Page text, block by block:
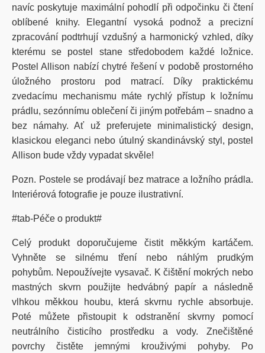
navíc poskytuje maximální pohodlí při odpočinku či čtení
oblíbené knihy. Elegantní vysoká podnož a precizní
zpracování podtrhují vzdušný a harmonický vzhled, díky
kterému se postel stane středobodem každé ložnice.
Postel Allison nabízí chytré řešení v podobě prostorného
úložného prostoru pod matrací. Díky praktickému
zvedacímu mechanismu máte rychlý přístup k ložnímu
prádlu, sezónnímu oblečení či jiným potřebám – snadno a
bez námahy. Ať už preferujete minimalistický design,
klasickou eleganci nebo útulný skandinávský styl, postel
Allison bude vždy vypadat skvěle!
Pozn. Postele se prodávají bez matrace a ložního prádla.
Interiérová fotografie je pouze ilustrativní.
#tab-Péče o produkt#
Celý produkt doporučujeme čistit měkkým kartáčem.
Vyhněte se silnému tření nebo náhlým prudkým
pohybům. Nepoužívejte vysavač. K čištění mokrých nebo
mastných skvrn použijte hedvábný papír a následně
vlhkou měkkou houbu, která skvrnu rychle absorbuje.
Poté můžete přistoupit k odstranění skvrny pomocí
neutrálního čisticího prostředku a vody. Znečištěné
povrchy čistěte jemnými krouživými pohyby. Po